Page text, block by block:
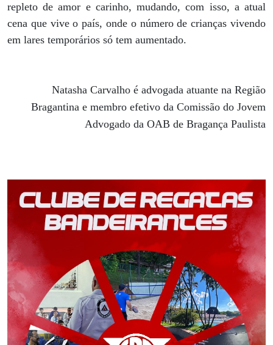
repleto de amor e carinho, mudando, com isso, a atual
cena que vive o país, onde o número de crianças vivendo
em lares temporários só tem aumentado.
Natasha Carvalho é advogada atuante na Região
Bragantina e membro efetivo da Comissão do Jovem
Advogado da OAB de Bragança Paulista